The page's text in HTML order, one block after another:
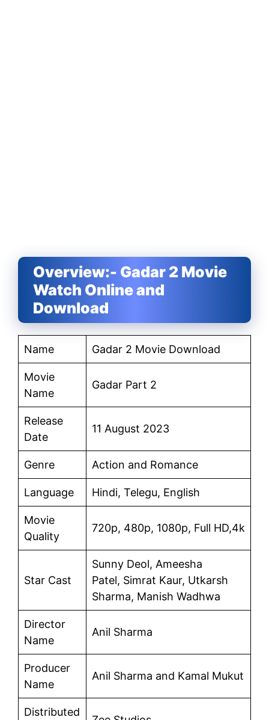
Overview:- Gadar 2 Movie
Watch Online and
Download
Name Gadar 2 Movie Download
Movie
Name
Gadar Part 2
Release
Date
11 August 2023
Genre Action and Romance
Language Hindi, Telegu, English
Movie
Quality
720p, 480p, 1080p, Full HD,4k
Star Cast
Sunny Deol, Ameesha
Patel, Simrat Kaur, Utkarsh
Sharma, Manish Wadhwa
Director
Name
Anil Sharma
Producer
Name
Anil Sharma and Kamal Mukut
Distributed